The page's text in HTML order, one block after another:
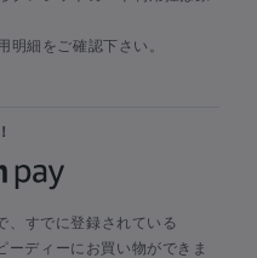
明細をご確認下さい。
、すでに登録されている
ディーにお買い物ができま